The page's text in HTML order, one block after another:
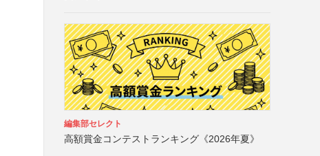
編集部セレクト
高額賞金コンテストランキング《2026年夏》